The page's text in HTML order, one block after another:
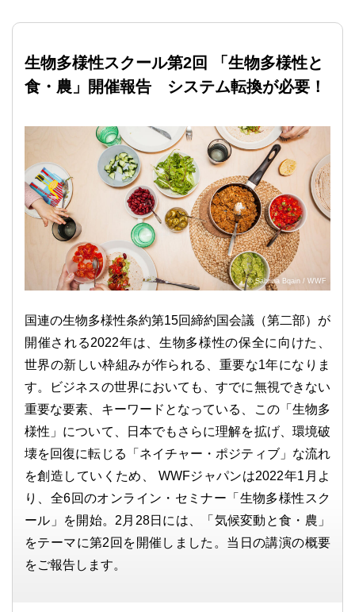
生物多様性スクール第2回 「生物多様性と
食・農」開催報告 システム転換が必要！
© Sabrina Bqain / WWF
国連の生物多様性条約第15回締約国会議（第二部）が
開催される2022年は、生物多様性の保全に向けた、
世界の新しい枠組みが作られる、重要な1年になりま
す。ビジネスの世界においても、すでに無視できない
重要な要素、キーワードとなっている、この「生物多
様性」について、日本でもさらに理解を拡げ、環境破
壊を回復に転じる「ネイチャー・ポジティブ」な流れ
を創造していくため、 WWFジャパンは2022年1月よ
り、全6回のオンライン・セミナー「生物多様性スク
ール」を開始。2月28日には、「気候変動と食・農」
をテーマに第2回を開催しました。当日の講演の概要
をご報告します。